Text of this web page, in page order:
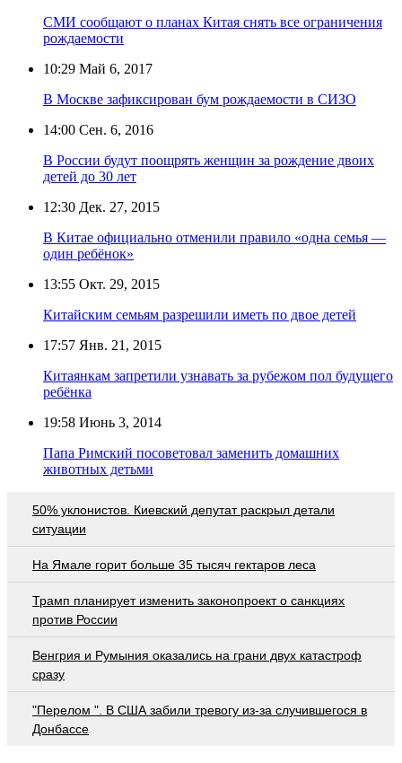
СМИ сообщают о планах Китая снять все ограничения
рождаемости
10:29 Май 6, 2017
В Москве зафиксирован бум рождаемости в СИЗО
14:00 Сен. 6, 2016
В России будут поощрять женщин за рождение двоих
детей до 30 лет
12:30 Дек. 27, 2015
В Китае официально отменили правило «одна семья —
один ребёнок»
13:55 Окт. 29, 2015
Китайским семьям разрешили иметь по двое детей
17:57 Янв. 21, 2015
Китаянкам запретили узнавать за рубежом пол будущего
ребёнка
19:58 Июнь 3, 2014
Папа Римский посоветовал заменить домашних
животных детьми
50% уклонистов. Киевский депутат раскрыл детали
ситуации
На Ямале горит больше 35 тысяч гектаров леса
Трамп планирует изменить законопроект о санкциях
против России
Венгрия и Румыния оказались на грани двух катастроф
сразу
"Перелом ". В США забили тревогу из-за случившегося в
Донбассе